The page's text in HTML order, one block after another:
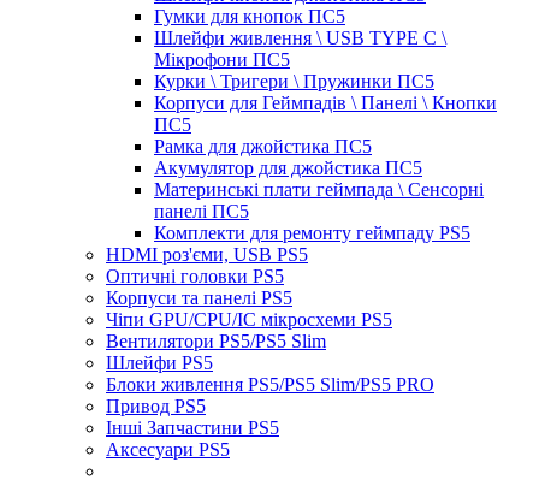
Гумки для кнопок ПС5
Шлейфи живлення \ USB TYPE C \
Мікрофони ПС5
Курки \ Тригери \ Пружинки ПС5
Корпуси для Геймпадів \ Панелі \ Кнопки
ПС5
Рамка для джойстика ПС5
Акумулятор для джойстика ПС5
Материнські плати геймпада \ Сенсорні
панелі ПС5
Комплекти для ремонту геймпаду PS5
HDMI роз'єми, USB PS5
Оптичні головки PS5
Корпуси та панелі PS5
Чіпи GPU/CPU/IC мікросхеми PS5
Вентилятори PS5/PS5 Slim
Шлейфи PS5
Блоки живлення PS5/PS5 Slim/PS5 PRO
Привод PS5
Інші Запчастини PS5
Аксесуари PS5